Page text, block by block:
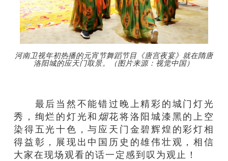
河南卫视年初热播的元宵节舞蹈节目《唐宫夜宴》就在隋唐
洛阳城的应天门取景。（图片来源：视觉中国）
最后当然不能错过晚上精彩的城门灯光
秀，绚烂的灯光和 烟花将洛阳城漆黑的上空
染得五光十色，与应天门金碧辉煌的彩灯相
得益彰，展现出中国历史的雄伟壮观，相信
大家在现场观看的话一定感到叹为观止！